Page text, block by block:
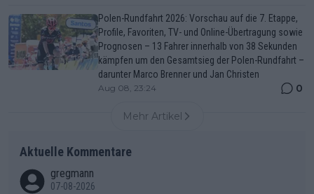
Polen-Rundfahrt 2026: Vorschau auf die 7. Etappe,
Profile, Favoriten, TV- und Online-Übertragung sowie
Prognosen – 13 Fahrer innerhalb von 38 Sekunden
kämpfen um den Gesamtsieg der Polen-Rundfahrt –
darunter Marco Brenner und Jan Christen
Aug 08, 23:24 0
Mehr Artikel
Aktuelle Kommentare
gregmann
07-08-2026